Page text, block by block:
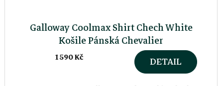
Galloway Coolmax Shirt Chech White
Košile Pánská Chevalier
1 590 Kč DETAIL